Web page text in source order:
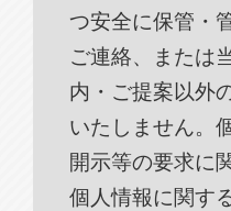
つ安全に保管・
ご連絡、または
内・ご提案以外
いたしません。
開示等の要求に
個人情報に関す